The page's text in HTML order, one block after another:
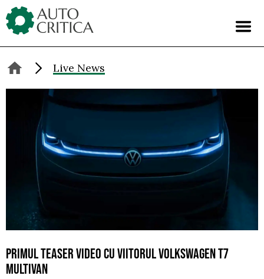
Skip
to
content
Live News
PRIMUL TEASER VIDEO CU VIITORUL VOLKSWAGEN T7
MULTIVAN